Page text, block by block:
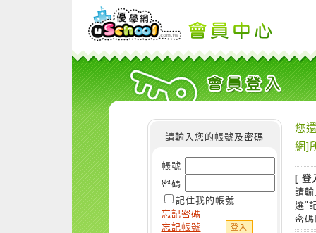
請輸入您的帳號及密碼
帳號
密碼
記住我的帳號
忘記密碼
忘記帳號
您
網]
[ 登
請
選"
密